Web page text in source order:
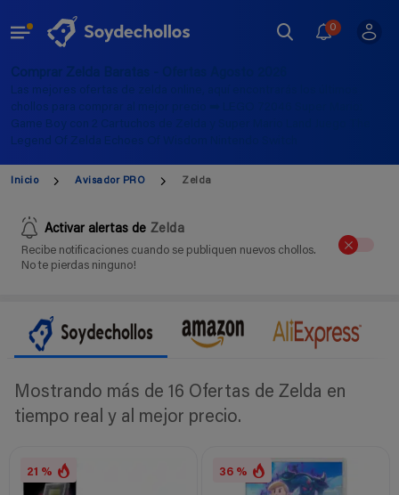
0
Comprar Zelda Baratas - Ofertas Agosto 2026
Las mejores ofertas de zelda online, aquí encontrarás los últimos
chollos para comprar al mejor precio ➡️ LEGO 72046 Super Mario:
Game Boy con 2 Cartuchos de Zelda y Super Mario Land Juego The
Legend Of Zelda Echoes Of Wisdom Nintendo Switch
Inicio Avisador PRO Zelda
Activar alertas de Zelda
Recibe notificaciones cuando se publiquen nuevos chollos.
No te pierdas ninguno!
Mostrando más de 16 Ofertas de Zelda en
tiempo real y al mejor precio.
21 % 36 %